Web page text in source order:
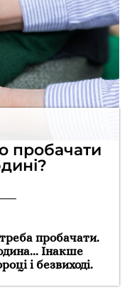
пробачати
пробачати.
Інакше
і безвиході.